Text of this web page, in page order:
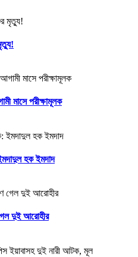
মাসে পরীক্ষামূলক
হক ইমদাদ
গেল দুই আরোহীর